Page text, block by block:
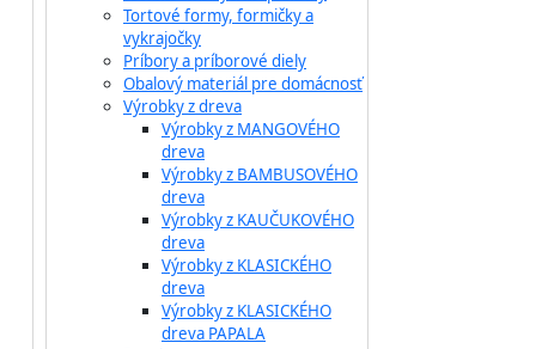
Tortové formy, formičky a
vykrajočky
Príbory a príborové diely
Obalový materiál pre domácnosť
Výrobky z dreva
Výrobky z MANGOVÉHO
dreva
Výrobky z BAMBUSOVÉHO
dreva
Výrobky z KAUČUKOVÉHO
dreva
Výrobky z KLASICKÉHO
dreva
Výrobky z KLASICKÉHO
dreva PAPALA